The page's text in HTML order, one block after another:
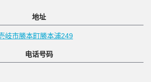
地址
市勝本町勝本浦249
电话号码